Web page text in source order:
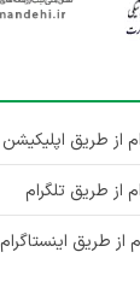
از طریق اپلیکیشن
از طریق تلگرام
طریق اینستاگرام